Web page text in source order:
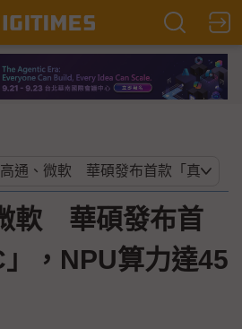
軟 華碩發布首
，NPU算力達45